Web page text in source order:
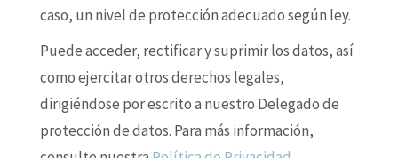
caso, un nivel de protección adecuado según ley.
Puede acceder, rectificar y suprimir los datos, así
como ejercitar otros derechos legales,
dirigiéndose por escrito a nuestro Delegado de
protección de datos. Para más información,